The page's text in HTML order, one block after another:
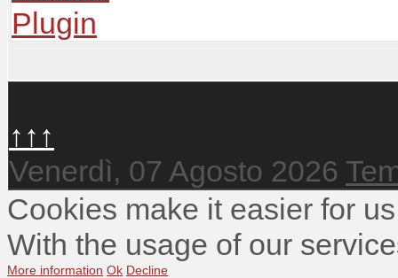
↑↑↑
Venerdì, 07 Agosto 2026
Cookies make it easier for
With the usage of our
More information Ok Decline